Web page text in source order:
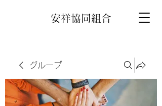
安祥協同組合
グループ